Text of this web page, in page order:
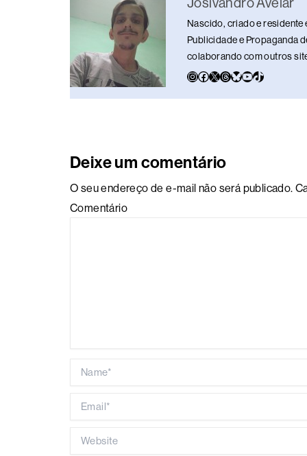
o
p k
Nascido, criado e residente
Publicidade e Propaganda
colaborando com outros
Deixe um comentário
O seu endereço de e-mail não será publicado.
Comentário